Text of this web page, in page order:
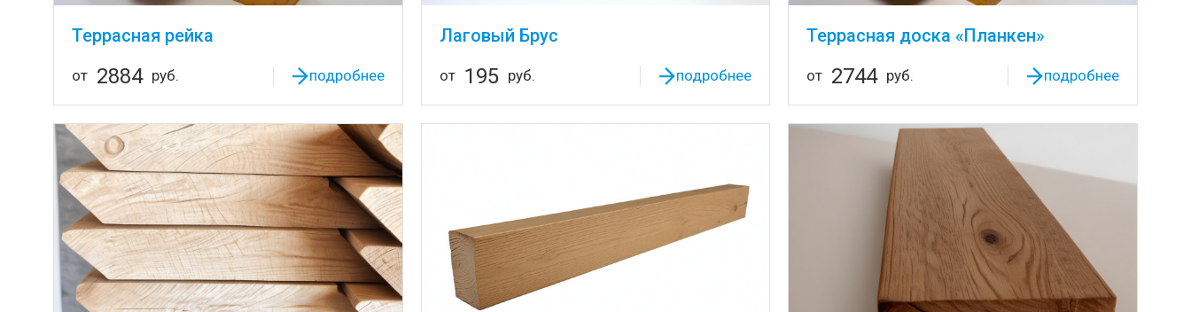
Террасная рейка
от 2884 руб. подробнее
Лаговый Брус
от 195 руб. подробнее
Террасная доска «Планкен»
от 2744 руб. подробнее